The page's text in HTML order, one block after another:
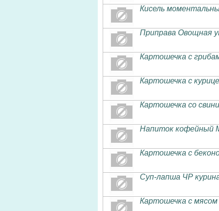
Кисель
Приправа Овощная
Картошечка с
Картошечка с
Картошечка со
Напиток кофейный
Картошечка с
Суп-лапша ЧР
Картошечка с мясом